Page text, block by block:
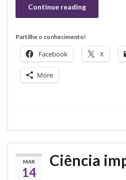
Continue reading
Partilhe o conhecimento!
Facebook X
More
MAR
14
Ciência